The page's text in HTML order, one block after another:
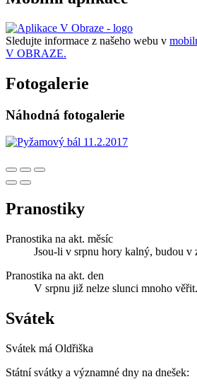
Sledujte informace z našeho webu v
V OBRAZE.
Fotogalerie
Náhodná fotogalerie
Pranostiky
Pranostika na akt. měsíc
Jsou-li v srpnu hory kalný, budou v
Pranostika na akt. den
V srpnu již nelze slunci mnoho věřit.
Svátek
Svátek má Oldřiška
Státní svátky a významné dny na dnešek: